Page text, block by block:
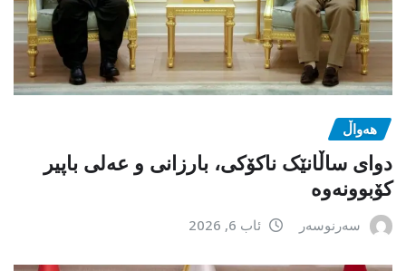
هەواڵ
دوای ساڵانێک ناکۆکی، بارزانی و عەلی باپیر
کۆبوونەوە
سەرنوسەر ئاب 6, 2026